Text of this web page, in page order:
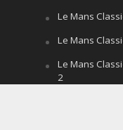
Le Mans
Le Mans
Le Mans
2